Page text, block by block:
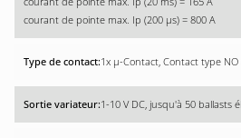
courant de pointe max. Ip (200 µs) = 800 A
1x µ-Contact, Contact type
1-10 V DC, jusqu'à 50 ballasts